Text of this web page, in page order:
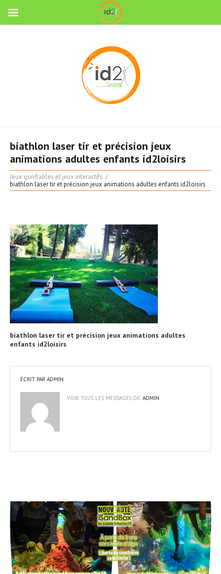
biathlon laser tir et précision jeux
animations adultes enfants id2loisirs
Jeux gonflables et jeux interactifs
biathlon laser tir et précision jeux animations adultes enfants id2loisirs
biathlon laser tir et précision jeux animations adultes
enfants id2loisirs
ÉCRIT PAR ADMIN
VOIR TOUS LES MESSAGES DE: ADMIN